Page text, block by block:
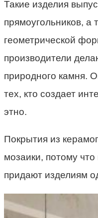
Такие изделия
прямоугольников, а
геометрической
производители
природного камня.
тех, кто создает
этно.
Покрытия из
мозаики, потому
придают изделиям